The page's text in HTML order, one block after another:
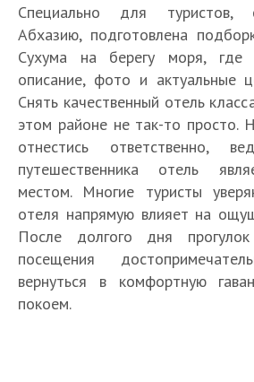
Специально для туристов,
Абхазию, подготовлена
Сухума на берегу моря, где
описание, фото и актуальные
Снять качественный отель
этом районе не так-то просто.
отнестись ответственно,
путешественника отель
местом. Многие туристы
отеля напрямую влияет на
После долгого дня
посещения
вернуться в комфортную
покоем.